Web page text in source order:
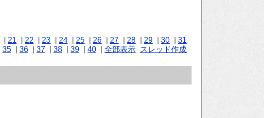
21 22 23 24 25 26 27 28 29 30
31
35 36 37 38 39 40 全部表示 スレッド作成